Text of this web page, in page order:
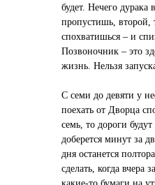
будет. Нечего дурака
пропустишь,
спохватишься – и
Позвоночник – это
жизнь. Нельзя
С семи до девяти у
поехать от Дворца
семь, то дороги
доберется минут за
дня останется
сделать, когда вчера